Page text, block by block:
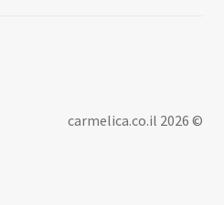
© carmelica.co.il 2026